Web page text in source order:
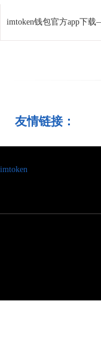
imtoken钱包官方app下
友情链接：
imtoken